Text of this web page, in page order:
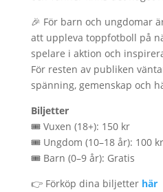
🎉 För barn och ungdomar
att uppleva toppfotboll på
spelare i aktion och
För resten av publiken
spänning, gemenskap och
Biljetter
🎟 Vuxen (18+): 150 kr
🎟 Ungdom (10–18 år): 100 kr
🎟 Barn (0–9 år): Gratis
👉 Förköp dina biljetter här